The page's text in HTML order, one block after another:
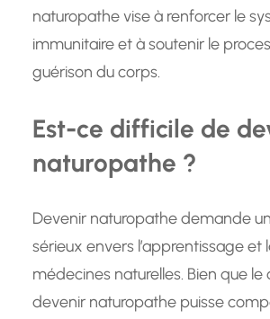
naturopathe vise à renforcer le
immunitaire et à soutenir le
guérison du corps.
Est-ce difficile de
naturopathe ?
Devenir naturopathe demande
sérieux envers l’apprentissage et
médecines naturelles. Bien que
devenir naturopathe puisse